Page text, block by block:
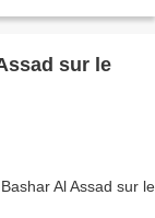
sur le